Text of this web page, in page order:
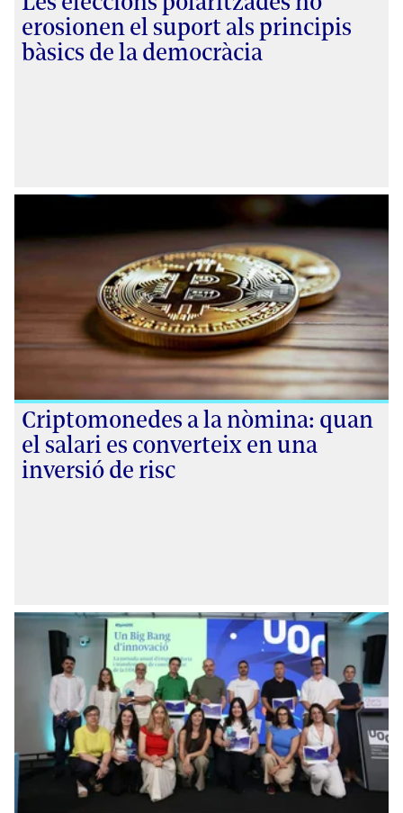
erosionen el suport als principis
bàsics de la democràcia
Criptomonedes a la nòmina: quan
el salari es converteix en una
inversió de risc